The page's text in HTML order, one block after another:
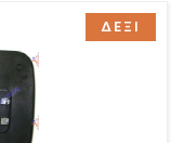
ΔΕΞΙ